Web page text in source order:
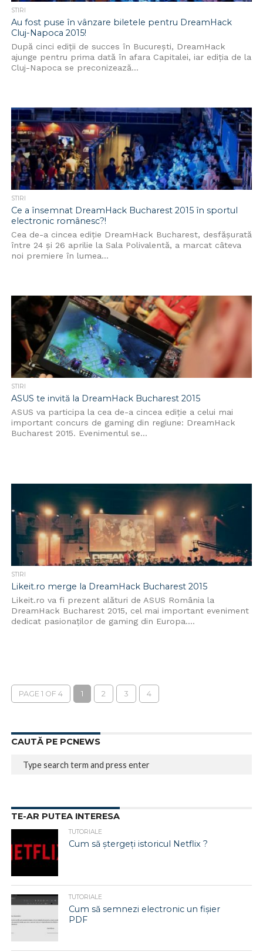
STIRI
Au fost puse în vânzare biletele pentru DreamHack
Cluj-Napoca 2015!
După cinci ediții de succes în București, DreamHack
ajunge pentru prima dată în afara Capitalei, iar ediția de la
Cluj-Napoca se preconizează...
STIRI
Ce a însemnat DreamHack Bucharest 2015 în sportul
electronic românesc?!
Cea de-a cincea ediție DreamHack Bucharest, desfăşurată
între 24 și 26 aprilie la Sala Polivalentă, a marcat câteva
noi premiere în lumea...
STIRI
ASUS te invită la DreamHack Bucharest 2015
ASUS va participa la cea de-a cincea ediție a celui mai
important concurs de gaming din regiune: DreamHack
Bucharest 2015. Evenimentul se...
STIRI
Likeit.ro merge la DreamHack Bucharest 2015
Likeit.ro va fi prezent alături de ASUS România la
DreamHack Bucharest 2015, cel mai important eveniment
dedicat pasionaților de gaming din Europa....
PAGE 1 OF 4 1 2 3 4
CAUTĂ PE PCNEWS
TE-AR PUTEA INTERESA
TUTORIALE
Cum să ștergeți istoricul Netflix ?
TUTORIALE
Cum să semnezi electronic un fișier
PDF